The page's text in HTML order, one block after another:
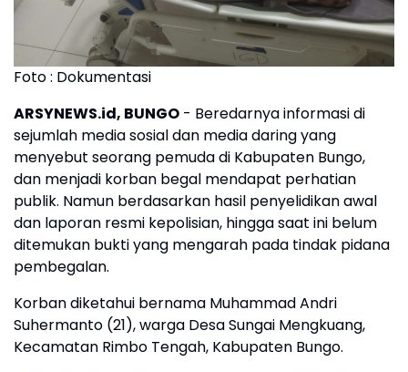
Foto : Dokumentasi
ARSYNEWS.id, BUNGO - Beredarnya informasi di
sejumlah media sosial dan media daring yang
menyebut seorang pemuda di Kabupaten Bungo,
dan menjadi korban begal mendapat perhatian
publik. Namun berdasarkan hasil penyelidikan awal
dan laporan resmi kepolisian, hingga saat ini belum
ditemukan bukti yang mengarah pada tindak pidana
pembegalan.
Korban diketahui bernama Muhammad Andri
Suhermanto (21), warga Desa Sungai Mengkuang,
Kecamatan Rimbo Tengah, Kabupaten Bungo.